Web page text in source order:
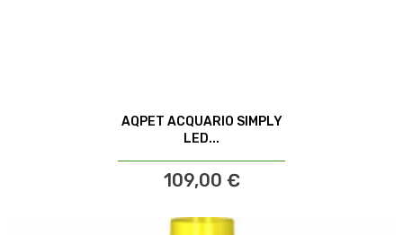
AQPET ACQUARIO SIMPLY
LED...
109,00 €